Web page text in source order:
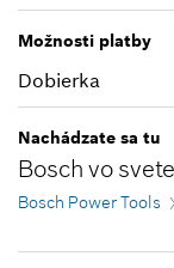
Možnosti platby
Dobierka
Nachádzate sa tu
Bosch vo svete
Bosch Power Tools